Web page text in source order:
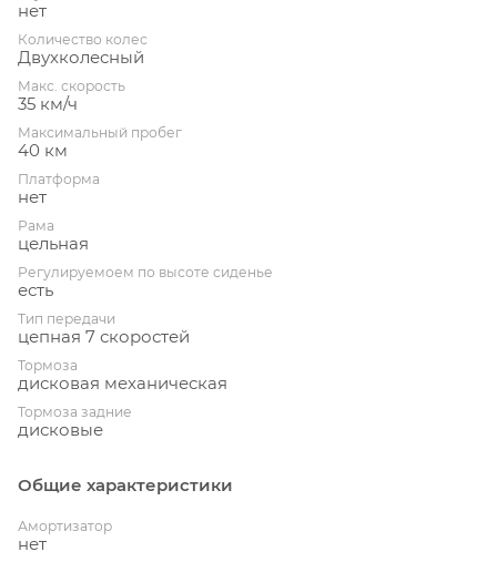
нет
Количество колес
Двухколесный
Макс. скорость
35 км/ч
Максимальный пробег
40 км
Платформа
нет
Рама
цельная
Регулируемоем по высоте сиденье
есть
Тип передачи
цепная 7 скоростей
Тормоза
дисковая механическая
Тормоза задние
дисковые
Общие характеристики
Амортизатор
нет